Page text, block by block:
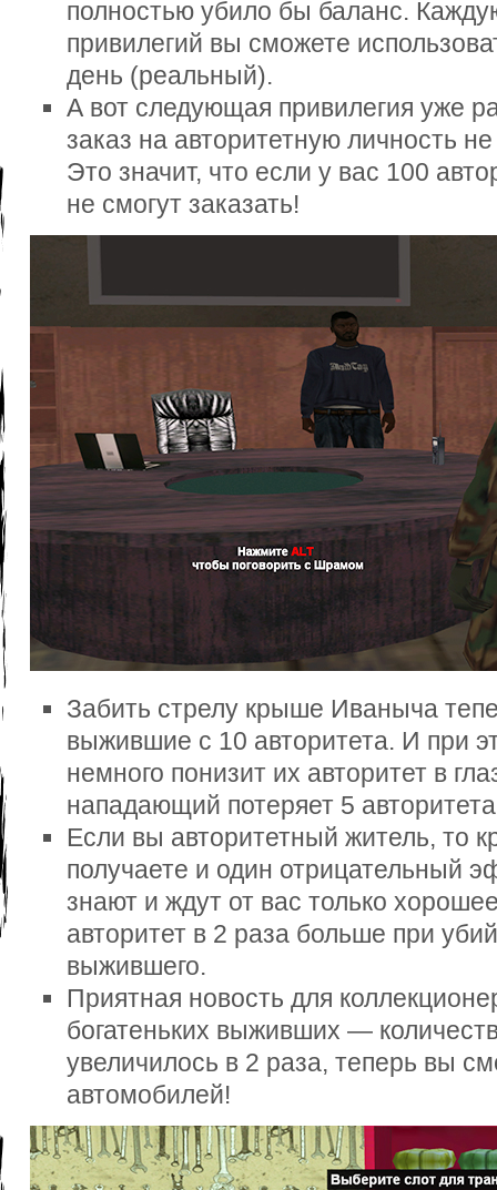
полностью убило бы баланс.
привилегий вы сможете
день (реальный).
А вот следующая привилегия уже
заказ на авторитетную личность
Это значит, что если у вас 100
не смогут заказать!
Забить стрелу крыше Иваныча
выжившие с 10 авторитета. И при
немного понизит их авторитет в
нападающий потеряет 5
Если вы авторитетный житель, то
получаете и один отрицательный
знают и ждут от вас только
авторитет в 2 раза больше при
выжившего.
Приятная новость для
богатеньких выживших —
увеличилось в 2 раза, теперь вы
автомобилей!